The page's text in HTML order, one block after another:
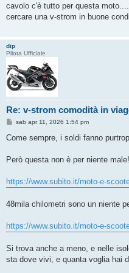
s
a
i
o
cavolo c'è tutto per questa
cercare una v-strom in buone
dip
Pilota Ufficiale
Re: v-strom comodità in
M
s
g
o
sab apr 11, 2026 1:54 pm
Come sempre, i soldi fanno
Però questa non è per niente male!
https://www.subito.it/moto-e-
48mila chilometri sono un niente
https://www.subito.it/moto-e-
Si trova anche a meno, e nelle
sta dove vivi, e quanta voglia hai